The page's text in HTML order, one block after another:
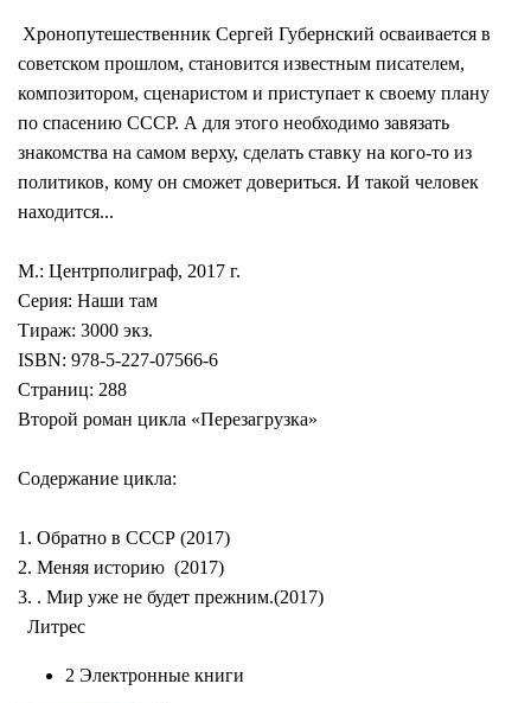
Хронопутешественник Сергей Губернский осваивается в
советском прошлом, становится известным писателем,
композитором, сценаристом и приступает к своему плану
по спасению СССР. А для этого необходимо завязать
знакомства на самом верху, сделать ставку на кого-то из
политиков, кому он сможет довериться. И такой человек
находится...
М.: Центрполиграф, 2017 г.
Серия: Наши там
Тираж: 3000 экз.
ISBN: 978-5-227-07566-6
Страниц: 288
Второй роман цикла «Перезагрузка»
Содержание цикла:
1. Обратно в СССР (2017)
2. Меняя историю (2017)
3. . Мир уже не будет прежним.(2017)
Литрес
2 Электронные книги